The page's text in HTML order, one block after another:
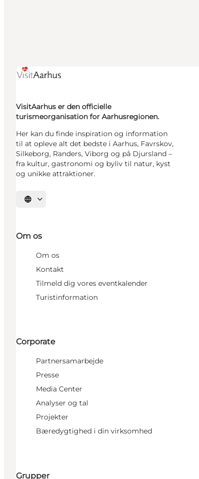
VisitAarhus er den officielle
turismeorganisation for Aarhusregionen.
Her kan du finde inspiration og information
til at opleve alt det bedste i Aarhus, Favrskov,
Silkeborg, Randers, Viborg og på Djursland –
fra kultur, gastronomi og byliv til natur, kyst
og unikke attraktioner.
Vælg sprog
Om os
Om os
Kontakt
Tilmeld dig vores eventkalender
Turistinformation
Corporate
Partnersamarbejde
Presse
Media Center
Analyser og tal
Projekter
Bæredygtighed i din virksomhed
Grupper